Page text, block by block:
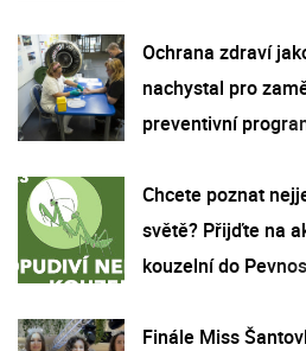
Ochrana zdraví
nachystal pro
preventivní
Chcete poznat
světě? Přijďte na
kouzelní do
Finále Miss